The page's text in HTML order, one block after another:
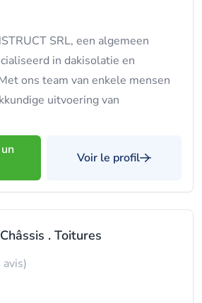
SRL, een algemeen
in dakisolatie en
ons team van enkele mensen
uitvoering van
Voir le profil
. Toitures
avis)